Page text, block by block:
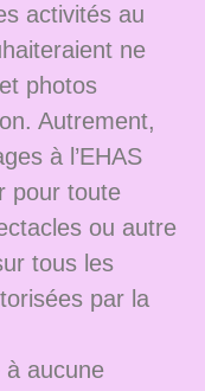
activités au
ne
photos
Autrement,
à l’EHAS
pour toute
ou autre
tous les
par la
à aucune